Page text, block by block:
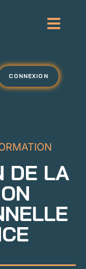
CONNEXION
DE LA